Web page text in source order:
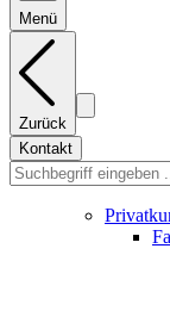
Menü
Zurück
Kontakt